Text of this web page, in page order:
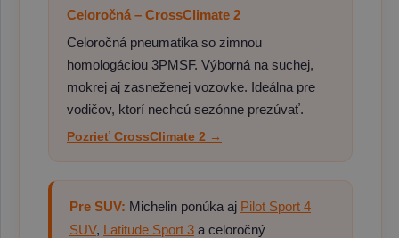
Celoročná – CrossClimate 2
Celoročná pneumatika so zimnou
homologáciou 3PMSF. Výborná na suchej,
mokrej aj zasneženej vozovke. Ideálna pre
vodičov, ktorí nechcú sezónne prezúvať.
Pozrieť CrossClimate 2 →
Pre SUV: Michelin ponúka aj Pilot Sport 4
SUV, Latitude Sport 3 a celoročný